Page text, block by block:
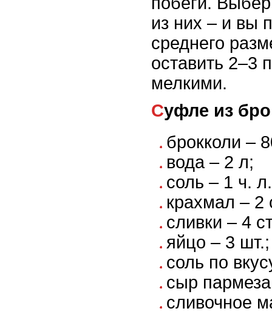
из них – и вы
среднего
оставить 2–3
мелкими.
Суфле из
брокколи –
вода – 2 л;
соль – 1 ч.
крахмал – 2
сливки – 4
яйцо – 3 шт.;
соль по
сыр
сливочное